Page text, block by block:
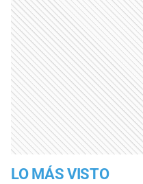
LO MÁS VISTO